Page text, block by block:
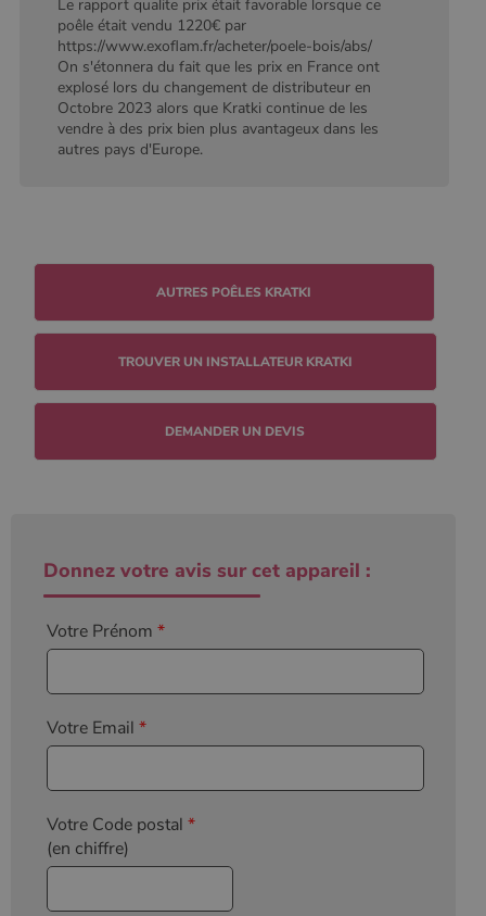
Le rapport qualite prix était favorable lorsque ce
poêle était vendu 1220€ par
https://www.exoflam.fr/acheter/poele-bois/abs/
On s'étonnera du fait que les prix en France ont
explosé lors du changement de distributeur en
Octobre 2023 alors que Kratki continue de les
vendre à des prix bien plus avantageux dans les
autres pays d'Europe.
TROUVER UN INSTALLATEUR KRATKI
DEMANDER UN DEVIS
Donnez votre avis sur cet appareil :
Votre Prénom *
Votre Email *
Votre Code postal *
(en chiffre)